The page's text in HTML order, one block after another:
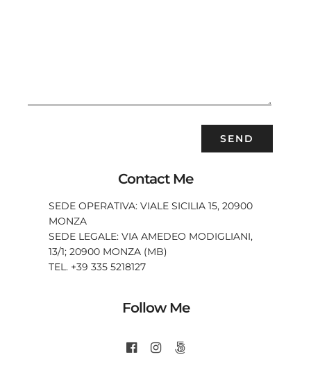
Contact Me
SEDE OPERATIVA: VIALE SICILIA 15, 20900
MONZA
SEDE LEGALE: VIA AMEDEO MODIGLIANI,
13/1; 20900 MONZA (MB)
TEL. +39 335 5218127
Follow Me